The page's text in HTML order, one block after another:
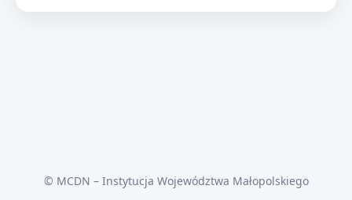
© MCDN – Instytucja Województwa Małopolskiego